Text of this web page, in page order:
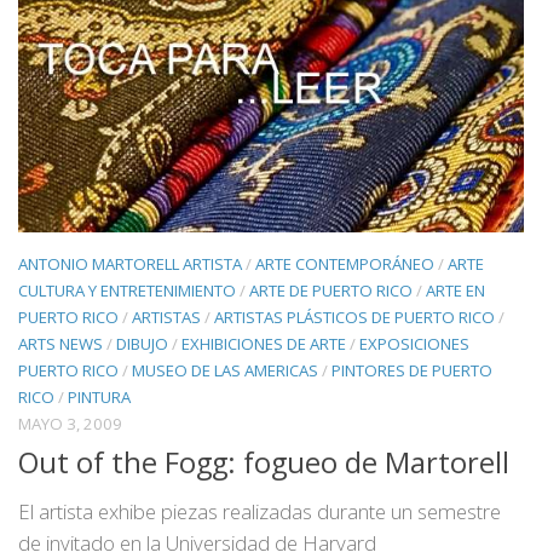
ANTONIO MARTORELL ARTISTA/ARTE CONTEMPORÁNEO /ARTE
CULTURA Y ENTRETENIMIENTO /ARTE DE PUERTO RICO /ARTE EN
PUERTO RICO /ARTISTAS /ARTISTAS PLÁSTICOS DE PUERTO RICO /
ARTS NEWS /DIBUJO /EXHIBICIONES DE ARTE /EXPOSICIONES
PUERTO RICO /MUSEO DE LAS AMERICAS /PINTORES DE PUERTO
RICO /PINTURA
MAYO 3, 2009
Out of the Fogg: fogueo de Martorell
El artista exhibe piezas realizadas durante un semestre
de invitado en la Universidad de Harvard